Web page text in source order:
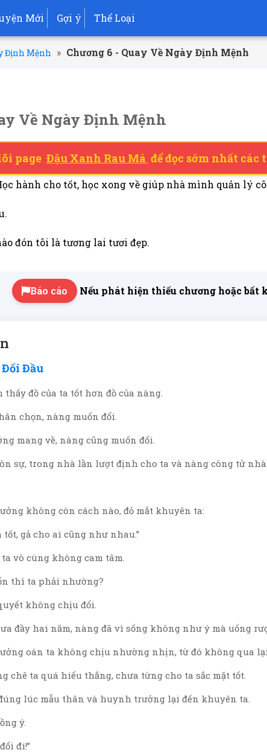
Mới Gợi ý Thể Loại
Định Mệnh » Chương 6 - Quay Về Ngày Định Mệnh
Về Ngày Định Mệnh
page Đậu Xanh Rau Má để đọc sớm nhất
hành cho tốt, học xong về giúp nhà mình quản lý
đón tôi là tương lai tươi đẹp.
Báo cáo Nếu phát hiện thiếu chương hoặc bất
Đầu
đồ của ta tốt hơn đồ của nàng.
chọn, nàng muốn đổi.
mang về, nàng cũng muốn đổi.
sự, trong nhà lần lượt định cho ta và nàng công tử
không còn cách nào, đỏ mắt khuyên ta:
gả cho ai cũng như nhau.”
vô cùng không cam tâm.
thì ta phải nhường?
không chịu đổi.
đầy hai năm, nàng đã vì sống không như ý mà uống
oán ta không chịu nhường nhịn, từ đó không qua
chê ta quá hiếu thắng, chưa từng cho ta sắc mặt tốt.
lúc mẫu thân và huynh trưởng lại đến khuyên ta.
ý.
đi!”